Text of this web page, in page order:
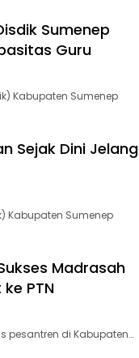
Sumenep
Guru
Kabupaten Sumenep
Sejak Dini Jelang
Kabupaten Sumenep
Madrasah
PTN
pesantren di Kabupaten…